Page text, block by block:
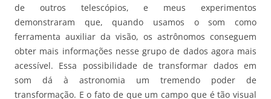
de outros telescópios, e meus experimentos
demonstraram que, quando usamos o som como
ferramenta auxiliar da visão, os astrônomos conseguem
obter mais informações nesse grupo de dados agora mais
acessível. Essa possibilidade de transformar dados em
som dá à astronomia um tremendo poder de
transformação. E o fato de que um campo que é tão visual